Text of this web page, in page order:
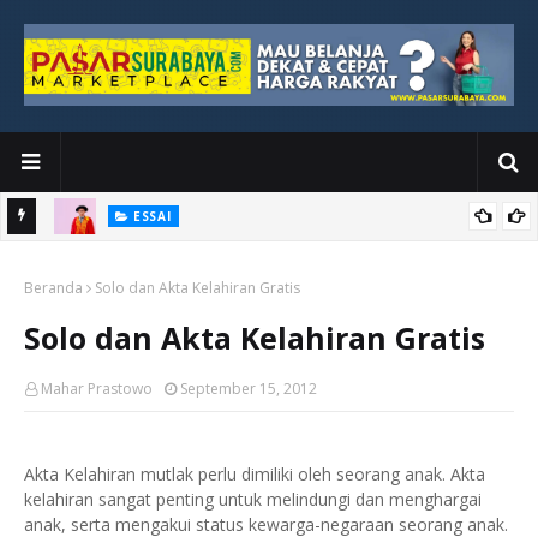
ESSAI
Tidak Berhenti di Panggung Wisuda
Beranda Solo dan Akta Kelahiran Gratis
Solo dan Akta Kelahiran Gratis
Mahar Prastowo September 15, 2012
Akta Kelahiran mutlak perlu dimiliki oleh seorang anak. Akta
kelahiran sangat penting untuk melindungi dan menghargai
anak, serta mengakui status kewarga-negaraan seorang anak.